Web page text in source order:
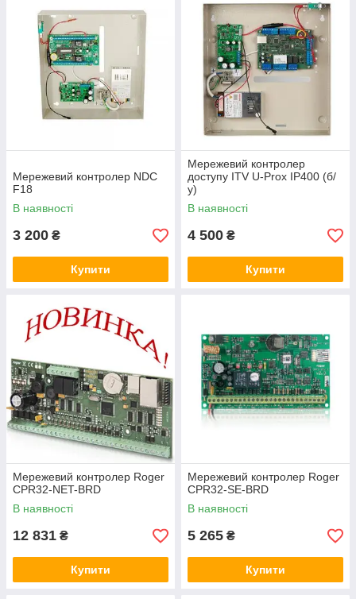
Мережевий контролер NDC
F18
В наявності
3 200 ₴
Купити
Мережевий контролер
доступу ITV U-Prox IP400 (б/
у)
В наявності
4 500 ₴
Купити
Мережевий контролер Roger
CPR32-NET-BRD
В наявності
12 831 ₴
Купити
Мережевий контролер Roger
CPR32-SE-BRD
В наявності
5 265 ₴
Купити